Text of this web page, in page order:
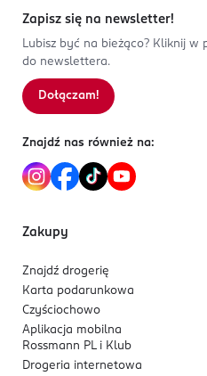
Zapisz się na newsletter!
Lubisz być na bieżąco? Kliknij w
do newslettera.
Dołączam!
Znajdź nas również na:
Zakupy
Znajdź drogerię
Karta podarunkowa
Czyściochowo
Aplikacja mobilna
Rossmann PL i Klub
Drogeria internetowa